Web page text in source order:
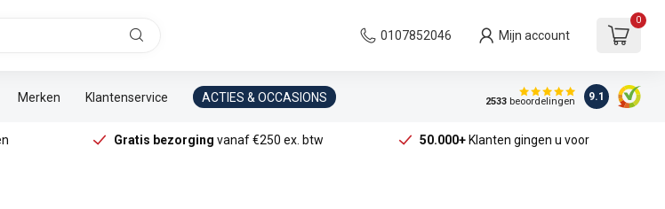
0107852046 Mijn account
0
Merken Klantenservice ACTIES & OCCASIONS 2533beoordelingen 9.1
Gratis bezorging vanaf €250 ex. btw 50.000+Klanten gingen u voor